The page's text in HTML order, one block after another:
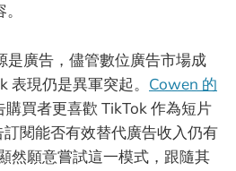
是廣告，儘管數位廣告市場成
表現仍是異軍突起。 Cowen 的
購買者更喜歡 TikTok 作為短片
閱能否有效替代廣告收入仍有
然願意嘗試這一模式，跟隨其